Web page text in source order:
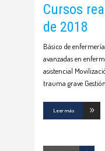
Cursos
de 2018
Básico de
avanzadas en
asistencial
trauma grave
Leer más